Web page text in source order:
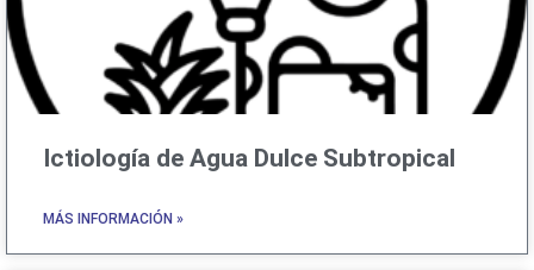
Ictiología de Agua Dulce Subtropical
MÁS INFORMACIÓN »